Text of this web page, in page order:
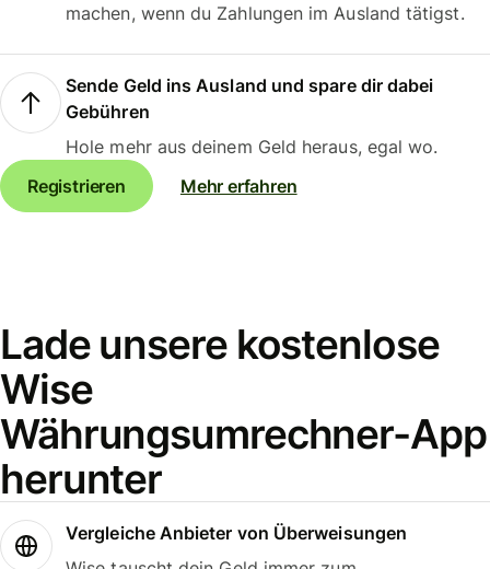
machen, wenn du Zahlungen im Ausland tätigst.
Sende Geld ins Ausland und spare dir dabei
Gebühren
Hole mehr aus deinem Geld heraus, egal wo.
Registrieren
Mehr erfahren
Lade unsere kostenlose
Wise
Währungsumrechner-App
herunter
Vergleiche Anbieter von Überweisungen